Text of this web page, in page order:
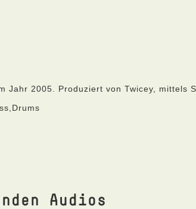
Jahr 2005. Produziert von Twicey, mittels
Audios